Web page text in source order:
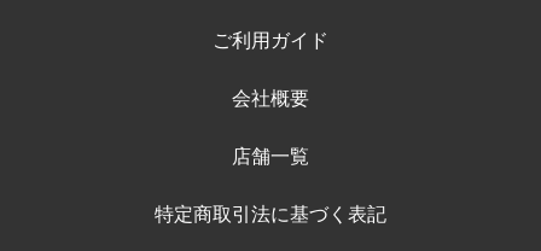
ご利用ガイド
会社概要
店舗一覧
特定商取引法に基づく表記